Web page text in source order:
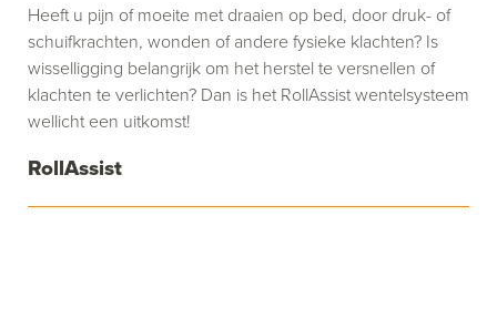
RollAssist
Heeft u pijn of moeite met draaien op bed, door druk- of
schuifkrachten, wonden of andere fysieke klachten? Is
wisselligging belangrijk om het herstel te versnellen of
klachten te verlichten? Dan is het RollAssist wentelsysteem
wellicht een uitkomst!